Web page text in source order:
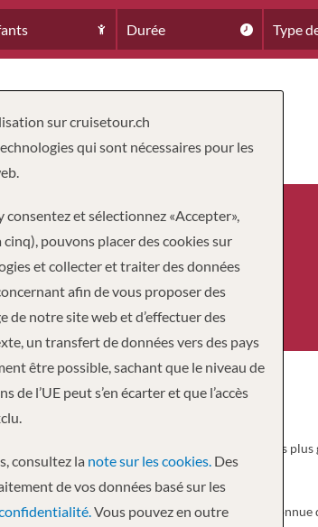
Durée Type
Namibie et le Botswana.
et imprévisibles vous attendent. Vivez parmi les plus
pour une immersion jusqu’alors
sur cruisetour.ch
qui sont nécessaires pour les
consentez et sélectionnez «Accepter»,
pouvons placer des cookies sur
et collecter et traiter des données
afin de vous proposer des
de notre site web et d’effectuer des
un transfert de données vers des pays
être possible, sachant que le niveau de
de l’UE peut s’en écarter et que l’accès
consultez la note sur les cookies. Des
de vos données basé sur les
confidentialité.Vous pouvez en outre